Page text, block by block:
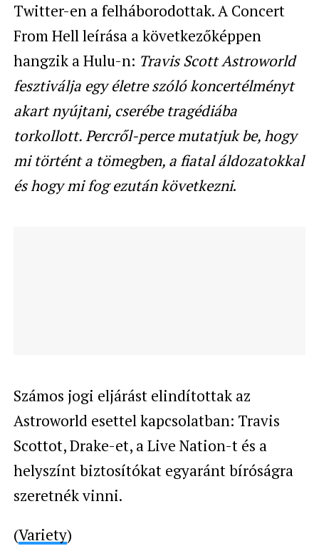
Twitter-en a felháborodottak. A Concert
From Hell leírása a következőképpen
hangzik a Hulu-n: Travis Scott Astroworld
fesztiválja egy életre szóló koncertélményt
akart nyújtani, cserébe tragédiába
torkollott. Percről-perce mutatjuk be, hogy
mi történt a tömegben, a fiatal áldozatokkal
és hogy mi fog ezután következni.
Számos jogi eljárást elindítottak az
Astroworld esettel kapcsolatban: Travis
Scottot, Drake-et, a Live Nation-t és a
helyszínt biztosítókat egyaránt bíróságra
szeretnék vinni.
(Variety)